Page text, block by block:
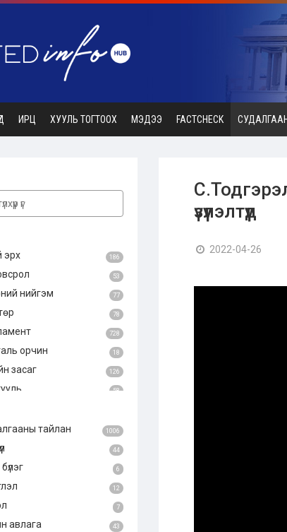
ИРЦ ХУУЛЬ ТОГТООХ МЭДЭЭ FACTCHECK
эрх
186
53
нийгэм 77
78
728
орчин 18
засаг 126
58
хууль 3
34
тайлан
1006
44
6
12
7
авлага 43
үзүүлэлтүүд
2022-04-26